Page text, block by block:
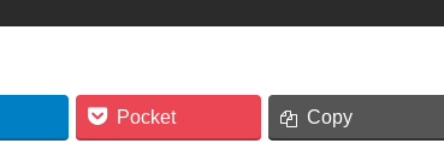
Pocket Copy